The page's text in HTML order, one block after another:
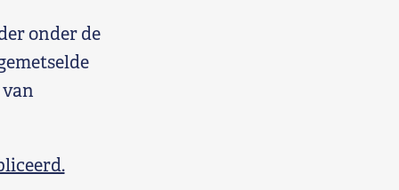
onder de